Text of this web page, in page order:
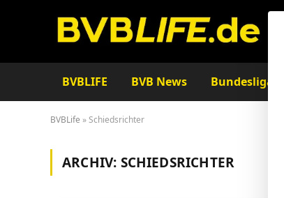
BVBLIFE BVB News Bundesliga
BVBLife »Schiedsrichter
ARCHIV: SCHIEDSRICHTER